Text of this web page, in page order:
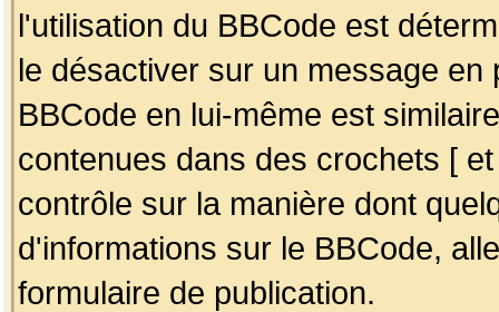
l'utilisation du BBCode est
le désactiver sur un message
BBCode en lui-même est
contenues dans des crochets [
contrôle sur la manière dont
d'informations sur le BBCode,
formulaire de publication.